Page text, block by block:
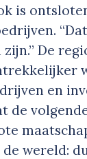
is
De
en
de
wereld: